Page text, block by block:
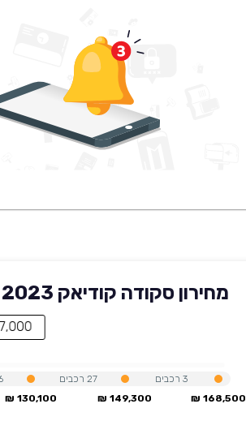
מחירון סקודה קודיאק 2023 בקארוויז
117,000 ₪ -
130,100 ₪
27 רכבים
149,300 ₪
3רכבים
168,500 ₪